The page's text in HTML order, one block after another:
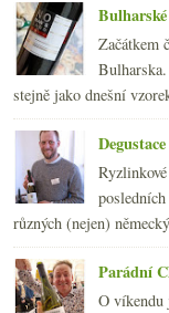
►2014(254)
►2013(249)
► 2012(254)
►2011(252)
►2010(249)
2009 (249)
►2008(270)
►2007(108)
Začátkem
stejně jako dnešní
různých (nejen)
Parádní
O víkendu